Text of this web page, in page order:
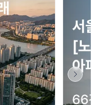
결 안내
아 지도를 불러올 수 없습니다.
죄송합니다.
도